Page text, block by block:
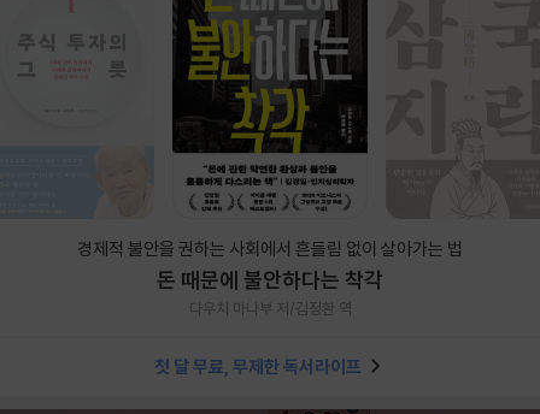
경제적 불안을 권하는 사회에서 흔들림 없이 살아가는 법
돈 때문에 불안하다는 착각
다우치 마나부 저/김정환 역
첫 달 무료, 무제한 독서라이프